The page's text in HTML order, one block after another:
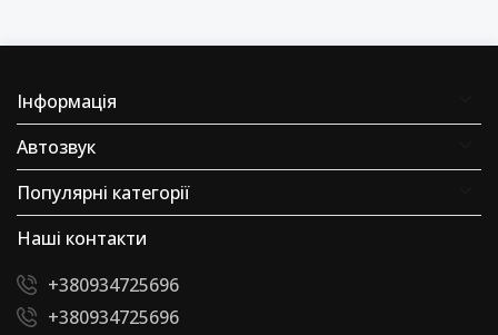
Інформація
Автозвук
Популярні категорії
Наші контакти
+380934725696
+380934725696